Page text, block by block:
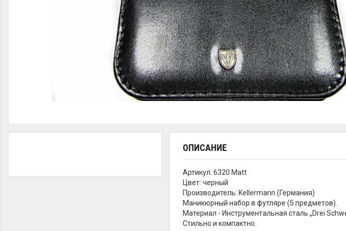
ОПИСАНИЕ
Артикул: 6320 Matt
Цвет: черный
Производитель: Kellermann (Германия)
Маникюрный набор в футляре (5 предметов).
Материал - Инструментальная сталь „Drei
Стильно и компактно.